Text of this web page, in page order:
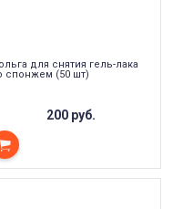
для снятия гель-лака
спонжем (50 шт)
200 руб.